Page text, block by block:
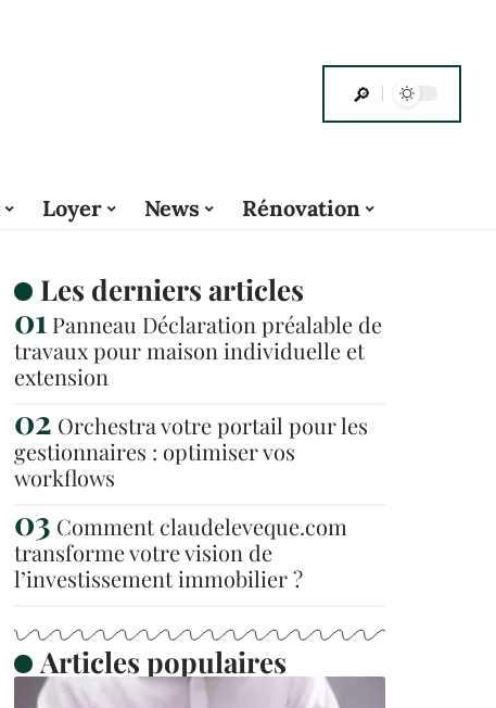
Loyer News Rénovation
Les derniers articles
Panneau Déclaration préalable de
travaux pour maison individuelle et
extension
Orchestra votre portail pour les
gestionnaires : optimiser vos
workflows
Comment claudeleveque.com
transforme votre vision de
l’investissement immobilier ?
Articles populaires